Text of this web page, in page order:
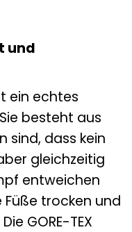
und
ein echtes
besteht aus
sind, dass kein
gleichzeitig
entweichen
Füße trocken und
GORE-TEX